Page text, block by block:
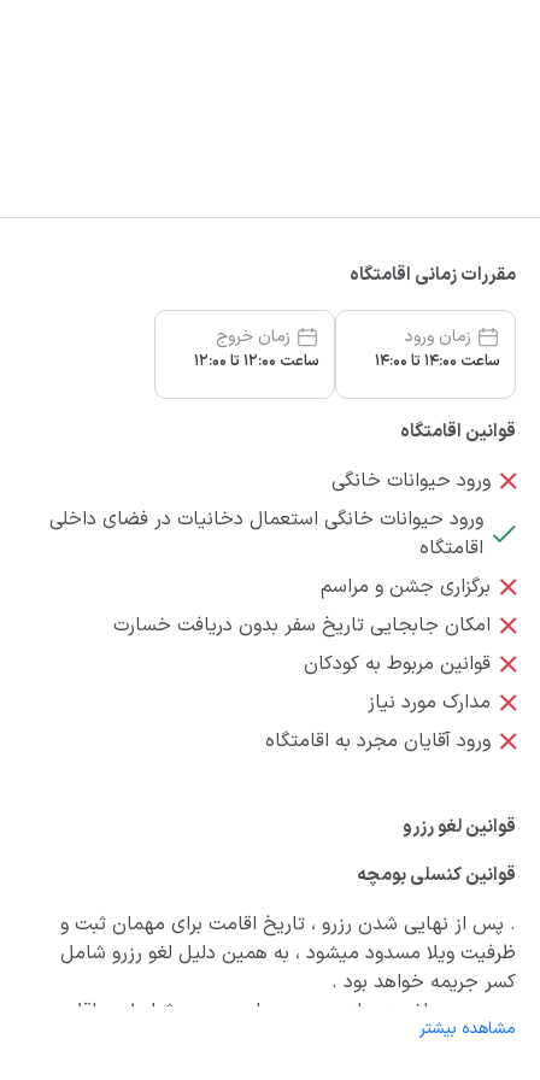
مقررات زمانی اقامتگاه
زمان ورود
ساعت 14:00 تا 14:00
زمان خروج
ساعت 12:00 تا 12:00
قوانین اقامتگاه
ورود حیوانات خانگی
ورود حیوانات خانگی استعمال دخانیات در فضای داخلی
اقامتگاه
برگزاری جشن و مراسم
امکان جابجایی تاریخ سفر بدون دریافت خسارت
قوانین مربوط به کودکان
مدارک مورد نیاز
ورود آقایان مجرد به اقامتگاه
قوانین لغو رزرو
قوانین کنسلی بومچه
. پس از نهایی شدن رزرو ، تاریخ اقامت برای مهمان ثبت و
ظرفیت ویلا مسدود میشود ، به همین دلیل لغو رزرو شامل
کسر جریمه خواهد بود .
. در صورت لغو رزرو از سمت مهمان ، در هر شرایط حداقل
25درصد از مبلغ کل رزرو بابت مالیات ، کارمزد و هزینه های
مشاهده بیشتر